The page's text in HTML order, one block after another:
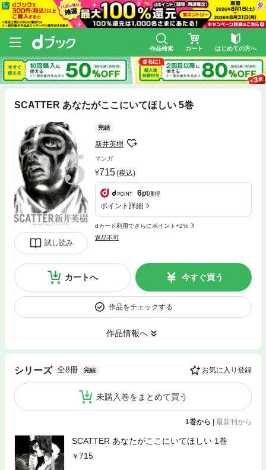
作品検索 カート はじめての方へ
SCATTER あなたがここにいてほしい 5巻
試し読み
完結
新井英樹
マンガ
715(税込)
6pt獲得
ポイント詳細
dカード利用でさらにポイント+2%
返品不可
カートへ 今すぐ買う
作品をチェックする
作品情報へ
シリーズ 全8冊 完結 お気に入り登録
未購入巻をまとめて買う
1巻から | 最新刊から
SCATTER あなたがここにいてほしい 1巻
715